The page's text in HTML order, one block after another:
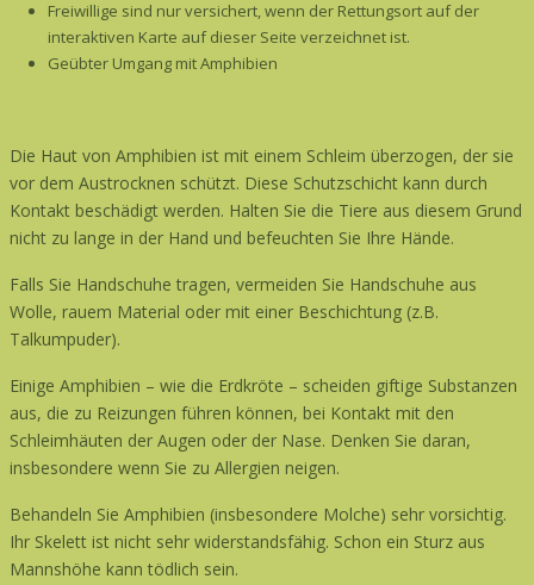
Freiwillige sind nur versichert, wenn der Rettungsort auf der
interaktiven Karte auf dieser Seite verzeichnet ist.
Geübter Umgang mit Amphibien
Die Haut von Amphibien ist mit einem Schleim überzogen, der sie
vor dem Austrocknen schützt. Diese Schutzschicht kann durch
Kontakt beschädigt werden. Halten Sie die Tiere aus diesem Grund
nicht zu lange in der Hand und befeuchten Sie Ihre Hände.
Falls Sie Handschuhe tragen, vermeiden Sie Handschuhe aus
Wolle, rauem Material oder mit einer Beschichtung (z.B.
Talkumpuder).
Einige Amphibien – wie die Erdkröte – scheiden giftige Substanzen
aus, die zu Reizungen führen können, bei Kontakt mit den
Schleimhäuten der Augen oder der Nase. Denken Sie daran,
insbesondere wenn Sie zu Allergien neigen.
Behandeln Sie Amphibien (insbesondere Molche) sehr vorsichtig.
Ihr Skelett ist nicht sehr widerstandsfähig. Schon ein Sturz aus
Mannshöhe kann tödlich sein.